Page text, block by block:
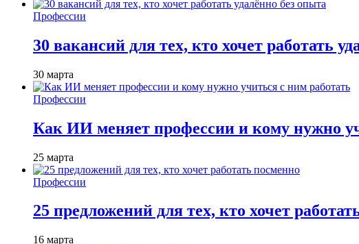
Профессии
30 вакансий для тех, кто хочет работать
30 марта
Профессии
Как ИИ меняет профессии и кому нужно
25 марта
Профессии
25 предложений для тех, кто хочет
16 марта